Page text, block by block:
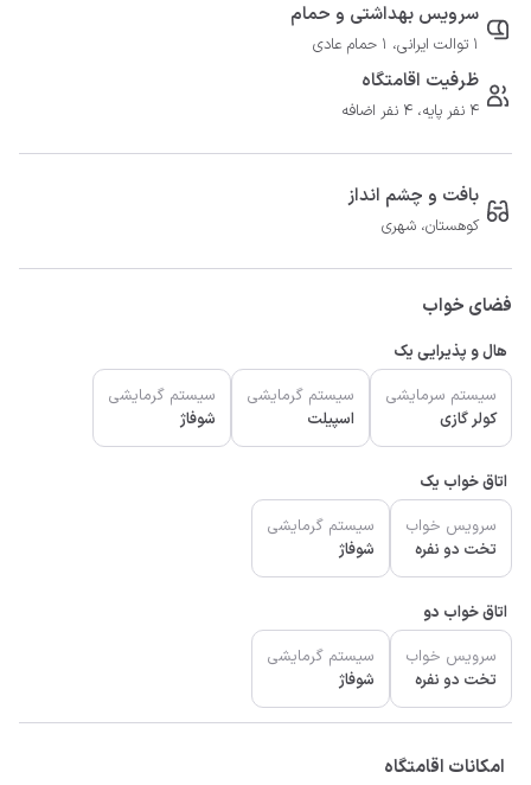
سرویس بهداشتی و حمام
1 توالت ایرانی، 1 حمام عادی
ظرفیت اقامتگاه
4 نفر پایه، 4 نفر اضافه
بافت و چشم انداز
کوهستان، شهری
فضای خواب
هال و پذیرایی یک
سیستم سرمایشی
کولر گازی
سیستم گرمایشی
اسپیلت
سیستم گرمایشی
شوفاژ
اتاق خواب یک
سرویس خواب
تخت دو نفره
سیستم گرمایشی
شوفاژ
اتاق خواب دو
سرویس خواب
تخت دو نفره
سیستم گرمایشی
شوفاژ
امکانات اقامتگاه